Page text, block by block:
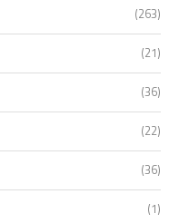
(263)
(21)
(36)
(22)
(36)
(1)